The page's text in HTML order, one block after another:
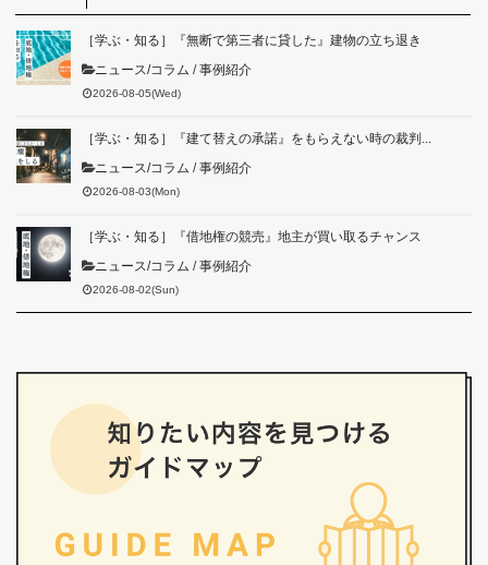
［学ぶ・知る］『無断で第三者に貸した』建物の立ち退き
ニュース/コラム /事例紹介
2026-08-05(Wed)
［学ぶ・知る］『建て替えの承諾』をもらえない時の裁判...
ニュース/コラム /事例紹介
2026-08-03(Mon)
［学ぶ・知る］『借地権の競売』地主が買い取るチャンス
ニュース/コラム /事例紹介
2026-08-02(Sun)